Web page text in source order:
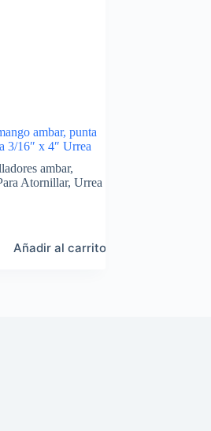
ambar, punta
3/16″ x 4″ Urrea
ambar,
Atornillar,Urrea
Añadir al carrito